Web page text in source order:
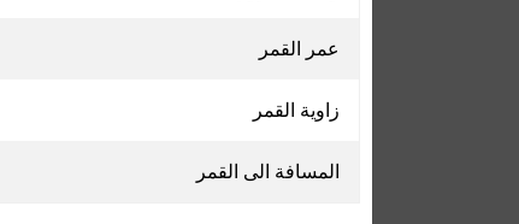
عمر القمر
زاوية القمر
المسافة الى القمر